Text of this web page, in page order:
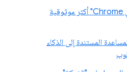
"أدوات مطوّري البرامج في Chrome" أكثر موثوقية
المستندة إلى الذكاء